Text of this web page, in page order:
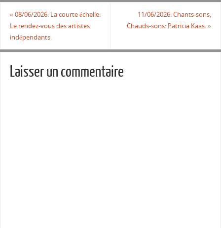
« 08/06/2026: La courte échelle:
Le rendez-vous des artistes
indépendants.
11/06/2026: Chants-sons,
Chauds-sons: Patricia Kaas.»
Laisser un commentaire